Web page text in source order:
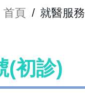
首頁 / 就醫服務
(初診)